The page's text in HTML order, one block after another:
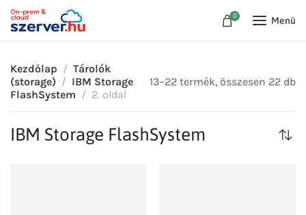
0 Menü
Kezdőlap
Tárolók
(storage)
IBM Storage
FlashSystem
2. oldal
13–22 termék, összesen 22 db
IBM Storage FlashSystem